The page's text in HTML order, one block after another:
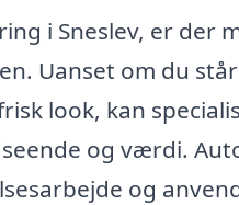
i Sneslev, er der
Uanset om du
look, kan
og værdi.
og